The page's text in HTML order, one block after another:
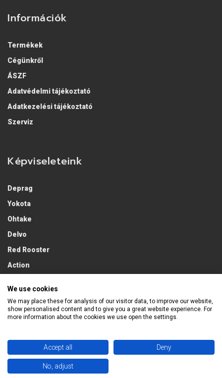
Információk
Termékek
Cégünkről
ÁSZF
Adatvédelmi tájékoztató
Adatkezelési tájékoztató
Szerviz
Képviseleteink
Deprag
Yokota
Ohtake
Delvo
Red Rooster
Action
2026 Econ Trading Kft. / Minden jog fentartva.
We use cookies
We may place these for analysis of our visitor data, to improve our website,
show personalised content and to give you a great website experience. For
more information about the cookies we use open the settings.
Accept all Deny
No, adjust